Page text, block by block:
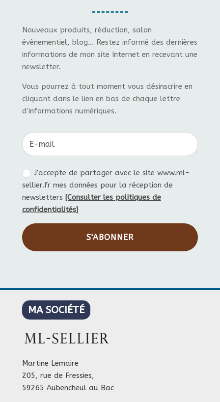
Nouveaux produits, réduction, salon
évènementiel, blog... Restez informé des dernières
informations de mon site Internet en recevant une
newsletter.
Vous pourrez à tout moment vous désinscrire en
cliquant dans le lien en bas de chaque lettre
d'informations numériques.
J'accepte de partager avec le site www.ml-
sellier.fr mes données pour la réception de
newsletters [Consulter les politiques de
confidentialités]
S'ABONNER
MA SOCIÉTÉ
Martine Lemaire
205, rue de Fressies,
59265 Aubencheul au Bac